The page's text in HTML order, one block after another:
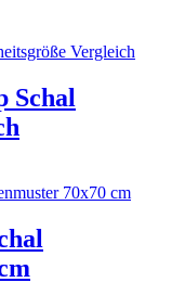
Schal